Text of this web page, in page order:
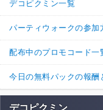
デコピクミン一覧
パーティウォークの参加
配布中のプロモコード一
今日の無料パックの報酬